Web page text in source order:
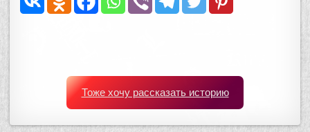
Тоже хочу рассказать историю